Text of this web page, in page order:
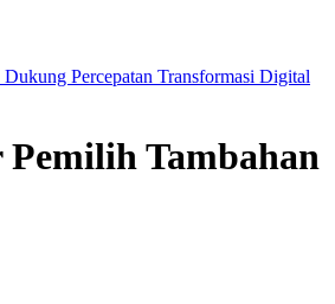
Percepatan Transformasi Digital
Tambahan